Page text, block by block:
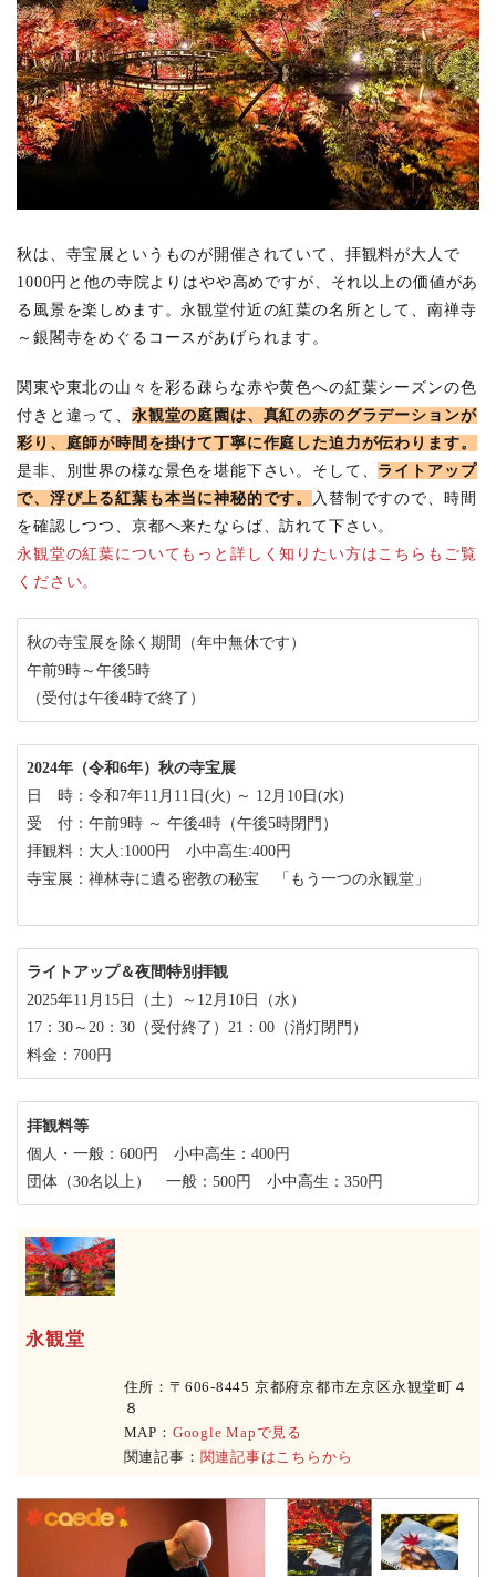
秋は、寺宝展というものが開催されていて、拝観料が大人で
1000円と他の寺院よりはやや高めですが、それ以上の価値があ
る風景を楽しめます。永観堂付近の紅葉の名所として、南禅寺
～銀閣寺をめぐるコースがあげられます。
関東や東北の山々を彩る疎らな赤や黄色への紅葉シーズンの色
付きと違って、 永観堂の庭園は、真紅の赤のグラデーションが
彩り、庭師が時間を掛けて丁寧に作庭した迫力が伝わります。
是非、別世界の様な景色を堪能下さい。そして、 ライトアップ
で、浮び上る紅葉も本当に神秘的です。
入替制ですので、時間
を確認しつつ、京都へ来たならば、訪れて下さい。
永観堂の紅葉についてもっと詳しく知りたい方はこちらもご覧
ください。
秋の寺宝展を除く期間（年中無休です）
午前9時～午後5時
（受付は午後4時で終了）
2024年（令和6年）秋の寺宝展
日 時：令和7年11月11日(火) ～ 12月10日(水)
受 付：午前9時 ～ 午後4時（午後5時閉門）
拝観料：大人:1000円 小中高生:400円
寺宝展：禅林寺に遺る密教の秘宝 「もう一つの永観堂」
ライトアップ＆夜間特別拝観
2025年11月15日（土）～12月10日（水）
17：30～20：30（受付終了）21：00（消灯閉門）
料金：700円
拝観料等
個人・一般：600円 小中高生：400円
団体（30名以上） 一般：500円 小中高生：350円
永観堂
住所：〒606-8445 京都府京都市左京区永観堂町４
８
MAP： Google Mapで見る
関連記事： 関連記事はこちらから